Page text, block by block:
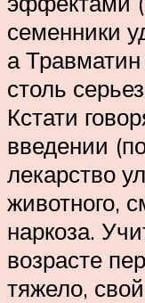
семенники
а
столь
Кстати
введении
лекарство
животного,
наркоза.
возрасте
тяжело,